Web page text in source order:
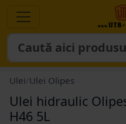
Ulei Ulei Olipes
Ulei hidraulic
H46 5L